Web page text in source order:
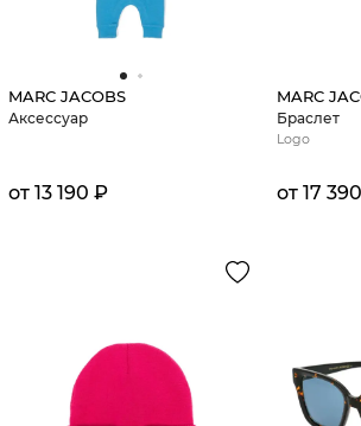
MARC JACOBS
Аксессуар
от 13 190 ₽
MARC
Браслет
Logo
от 17